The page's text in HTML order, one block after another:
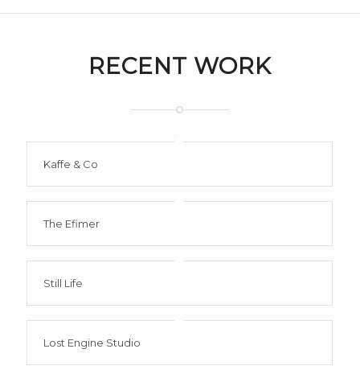
RECENT WORK
Kaffe & Co
The Efimer
Still Life
Lost Engine Studio